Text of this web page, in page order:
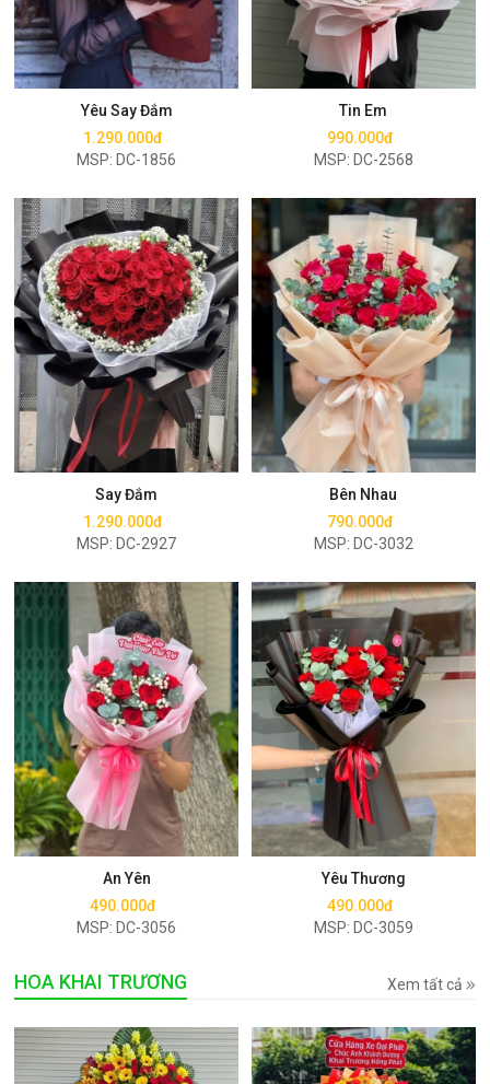
Yêu Say Đắm
1.290.000đ
MSP: DC-1856
Mua ngay
Tin Em
990.000đ
MSP: DC-2568
Mua ngay
Say Đắm
1.290.000đ
MSP: DC-2927
Mua ngay
Bên Nhau
790.000đ
MSP: DC-3032
Mua ngay
An Yên
490.000đ
MSP: DC-3056
Mua ngay
Yêu Thương
490.000đ
MSP: DC-3059
Mua ngay
HOA KHAI TRƯƠNG Xem tất cả